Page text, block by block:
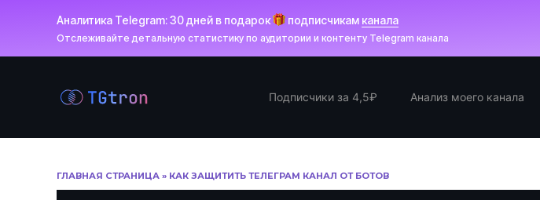
содержанию
Аналитика Telegram: 30 дней в подарок подписчикам канала
Отслеживайте детальную статистику по аудитории и контенту Telegram канала
Подписчики за 4,5₽ Анализ моего канала
ГЛАВНАЯ СТРАНИЦА » КАК ЗАЩИТИТЬ ТЕЛЕГРАМ КАНАЛ ОТ БОТОВ